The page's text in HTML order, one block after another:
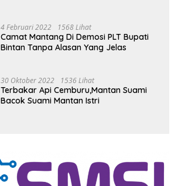
4 Februari 2022 1568 Lihat
Camat Mantang Di Demosi PLT Bupati
Bintan Tanpa Alasan Yang Jelas
30 Oktober 2022 1536 Lihat
Terbakar Api Cemburu,Mantan Suami
Bacok Suami Mantan Istri